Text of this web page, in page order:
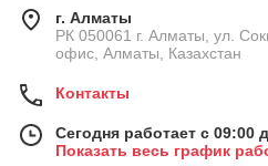
г. Алматы
РК 050061 г. Алматы, ул.
офис, Алматы, Казахстан
Контакты
Сегодня работает с 09:00
Показать весь график